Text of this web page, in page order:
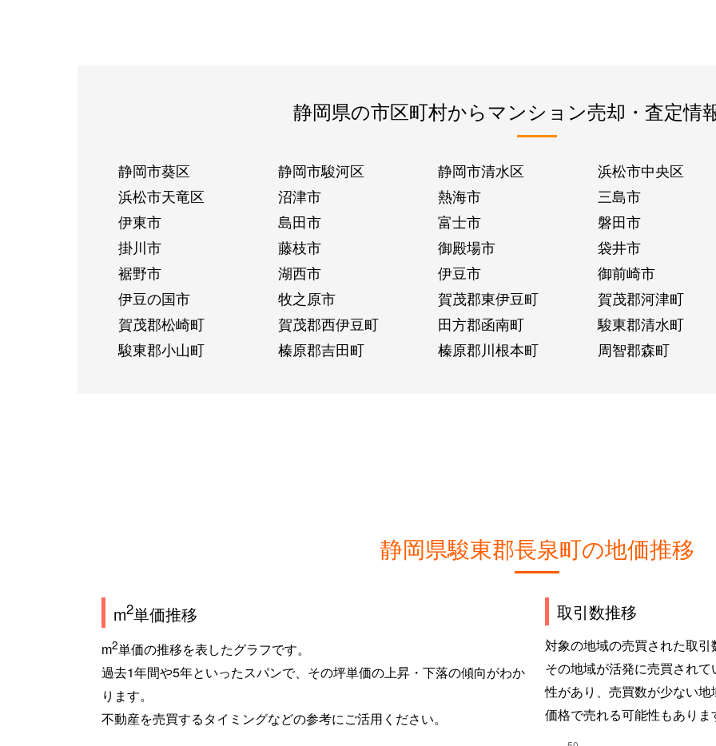
静岡県の市区町村からマンション売却・査定情
静岡市葵区 静岡市駿河区 静岡市清水区
浜松市中央区
浜松市天竜区
沼津市 熱海市
三島市
伊東市
島田市 富士市
磐田市
掛川市
藤枝市 御殿場市
袋井市
裾野市
湖西市 伊豆市
御前崎市
伊豆の国市
牧之原市 賀茂郡東伊豆町
賀茂郡河津町
賀茂郡松崎町
賀茂郡西伊豆町 田方郡函南町
駿東郡清水町
駿東郡小山町
榛原郡吉田町 榛原郡川根本町 周智郡森町
静岡県駿東郡長泉町の地価推移
m2単価推移
m2単価の推移を表したグラフです。
過去1年間や5年といったスパンで、その坪単価の上昇・下落の傾向がわか
ります。
不動産を売買するタイミングなどの参考にご活用ください。
取引数推移
対象の地域の売買された取
その地域が活発に売買され
性があり、売買数が少ない
価格で売れる可能性もありま